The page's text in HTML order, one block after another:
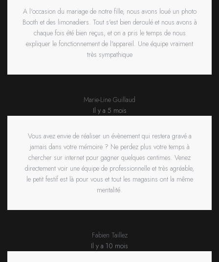
A l'occasion du mariage de notre fille, nous avons loué un photo
Booth et des limonadiers. Tout s'est bien deroulé et nous avons à
chaque fois été bien reçus, et on a pris le temps de nous
expliquer le fonctionnement de l'appareil. Une équipe vraiment
très sympathique
Marie-Line Guillaud
Il y a 5 mois
Vous avez envie de réaliser un évènement qui restera gravé a
jamais dans votre mémoire ? Ne perdez plus votre temps à
chercher sur internet pour gagner quelques centimes. Venez
directement voir une équipe de professionnelle et très agréable,
le petit festif est là pour vous et tout les magasins ont la même
mentalité.
Fabien Taillez
Il y a 10 mois